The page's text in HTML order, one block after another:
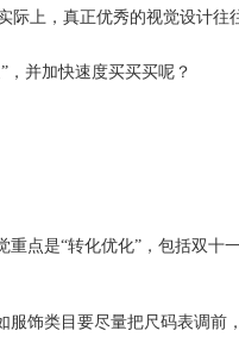
上，真正优秀的视觉设计往
，并加快速度买买买呢？
是“转化优化”，包括双十
类目要尽量把尺码表调前